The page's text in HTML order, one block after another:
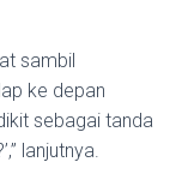
sambil
ke depan
sebagai tanda
lanjutnya.